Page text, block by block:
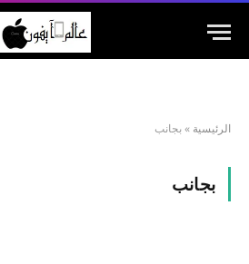
الرئيسية »بجانب
بجانب